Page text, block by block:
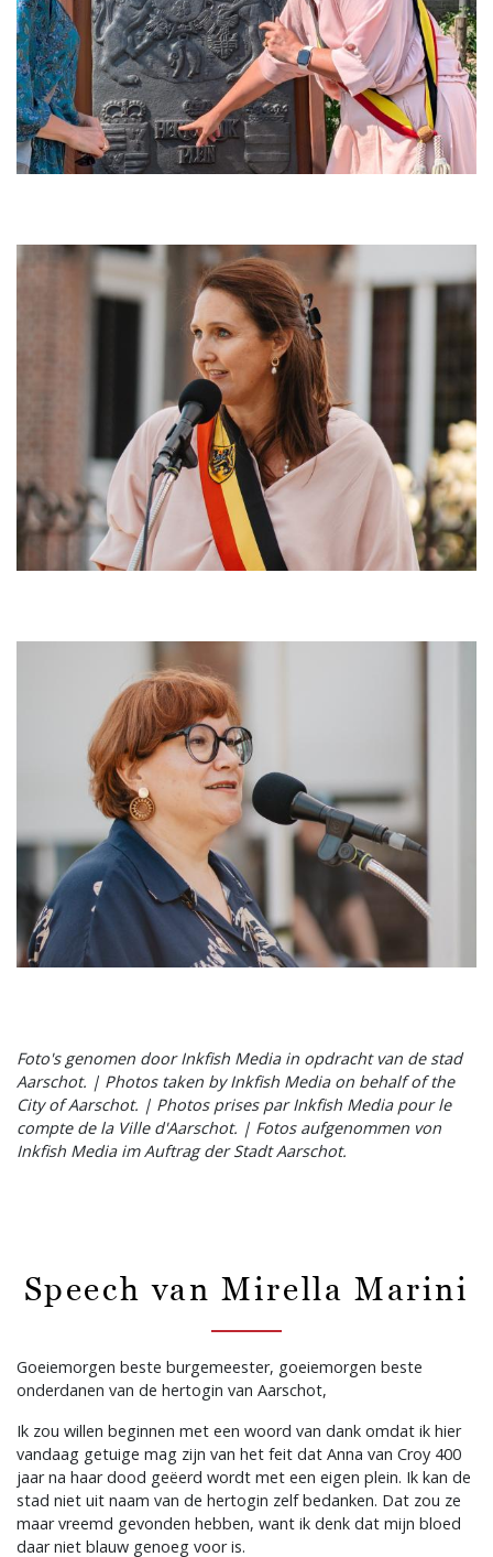
Image
Foto's genomen door Inkfish Media in opdracht van de stad
Aarschot. | Photos taken by Inkfish Media on behalf of the
City of Aarschot. | Photos prises par Inkfish Media pour le
compte de la Ville d'Aarschot. | Fotos aufgenommen von
Inkfish Media im Auftrag der Stadt Aarschot.
Speech van Mirella Marini
Goeiemorgen beste burgemeester, goeiemorgen beste
onderdanen van de hertogin van Aarschot,
Ik zou willen beginnen met een woord van dank omdat ik hier
vandaag getuige mag zijn van het feit dat Anna van Croy 400
jaar na haar dood geëerd wordt met een eigen plein. Ik kan de
stad niet uit naam van de hertogin zelf bedanken. Dat zou ze
maar vreemd gevonden hebben, want ik denk dat mijn bloed
daar niet blauw genoeg voor is.